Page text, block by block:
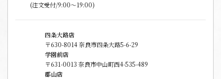
(注文受付/9:00～19:00)
四条大路店
〒630-8014 奈良市四条大路5-6-29
学園前店
〒631-0013 奈良市中山町西4-535-489
郡山店